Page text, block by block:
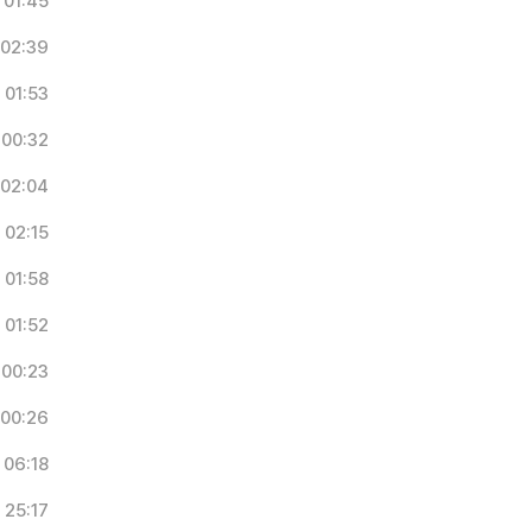
02:39
01:53
00:32
02:04
02:15
01:58
01:52
00:23
00:26
06:18
25:17